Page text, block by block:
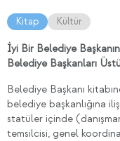
Kitap Kültür
İyi Bir Belediye
Belediye Başkanları
Belediye Başkanı
belediye başkanlığına
statüler içinde
temsilcisi, genel